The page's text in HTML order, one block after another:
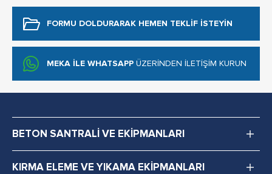
FORMU DOLDURARAK HEMEN TEKLİF İSTEYİN
MEKA İLE WHATSAPP ÜZERİNDEN İLETİŞİM KURUN
BETON SANTRALİ VE EKİPMANLARI
KIRMA ELEME VE YIKAMA EKİPMANLARI